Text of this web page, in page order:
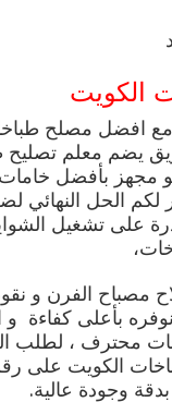
الكويت
مع افضل مصلح
يضم معلم تصليح
مجهز بأفضل
لكم الحل النهائي
على تشغيل
مصباح الفرن و
بأعلى كفاءة
محترف ، لطلب
الكويت على
وجودة عالية.